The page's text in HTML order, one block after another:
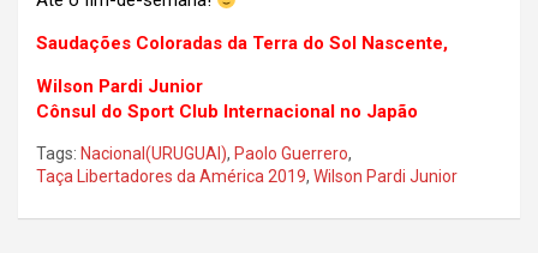
Saudações Coloradas da Terra do Sol Nascente,
Wilson Pardi Junior
Cônsul do Sport Club Internacional no Japão
Tags: Nacional(URUGUAI), Paolo Guerrero,
Taça Libertadores da América 2019, Wilson Pardi Junior